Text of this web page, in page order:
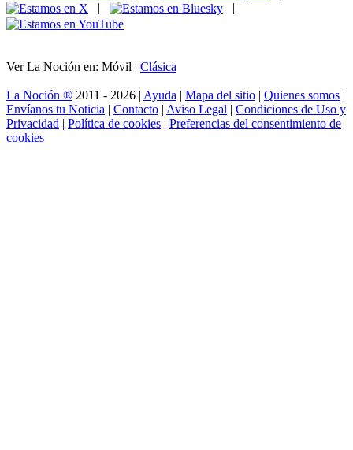
|
|
Ver La Noción en: Móvil | Clásica
La Noción ® 2011 - 2026 | Ayuda | Mapa del sitio | Quienes somos |
Envíanos tu Noticia | Contacto | Aviso Legal | Condiciones de Uso y
Privacidad | Política de cookies | Preferencias del consentimiento de
cookies